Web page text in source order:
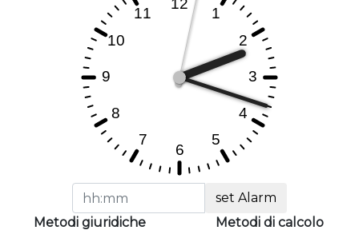
set Alarm
Metodi giuridiche
Metodi di calcolo